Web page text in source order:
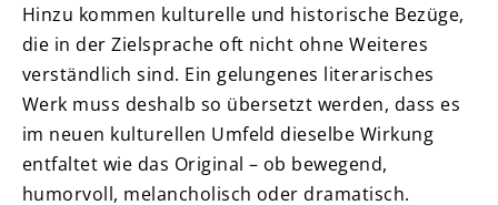
Hinzu kommen kulturelle und historische Bezüge,
die in der Zielsprache oft nicht ohne Weiteres
verständlich sind. Ein gelungenes literarisches
Werk muss deshalb so übersetzt werden, dass es
im neuen kulturellen Umfeld dieselbe Wirkung
entfaltet wie das Original – ob bewegend,
humorvoll, melancholisch oder dramatisch.